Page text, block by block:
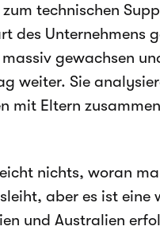
technischen
des Unternehmens
gewachsen
weiter. Sie
mit Eltern
nichts, woran
aber es ist eine
und Australien